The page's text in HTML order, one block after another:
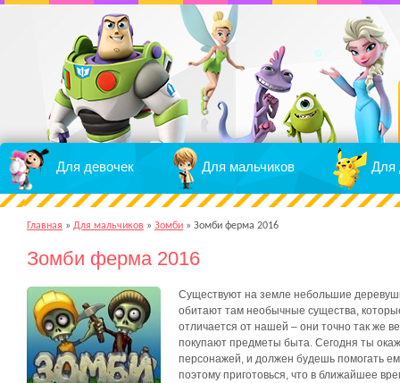
Для девочек Для мальчиков Для
Главная » Для мальчиков » Зомби » Зомби ферма 2016
Зомби ферма 2016
Существуют на земле небольшие
обитают там необычные существа,
отличается от нашей – они точно так же
покупают предметы быта. Сегодня ты
персонажей, и должен будешь помогать
поэтому приготовься, что в ближайшее